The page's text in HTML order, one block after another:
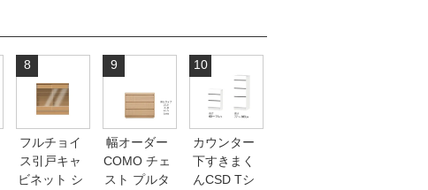
8
フルチョイ
ス引戸キャ
ビネット シ
9
幅オーダー
COMO チェ
スト プルタ
10
カウンター
下すきまく
んCSD Tシ